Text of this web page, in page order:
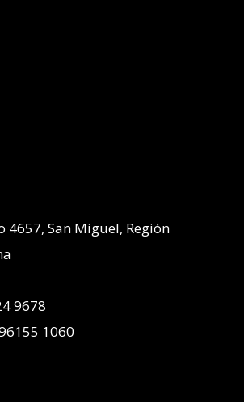
4657, San Miguel, Región
9678
1060